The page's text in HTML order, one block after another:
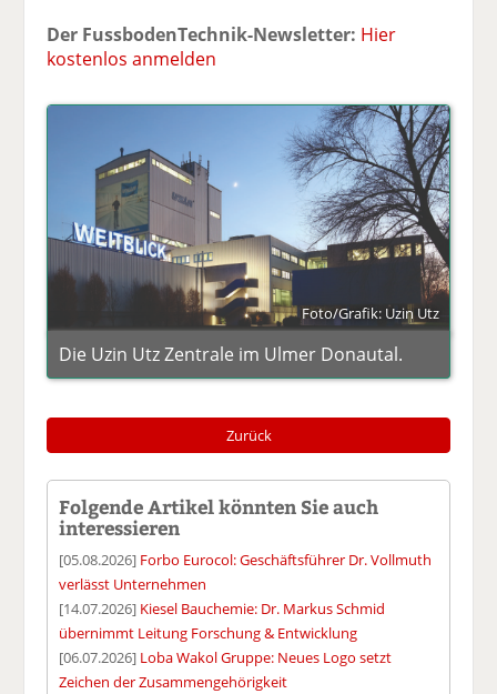
Der FussbodenTechnik-Newsletter: Hier
kostenlos anmelden
Foto/Grafik: Uzin Utz
Die Uzin Utz Zentrale im Ulmer Donautal.
Zurück
Folgende Artikel könnten Sie auch
interessieren
[05.08.2026] Forbo Eurocol: Geschäftsführer Dr. Vollmuth
verlässt Unternehmen
[14.07.2026] Kiesel Bauchemie: Dr. Markus Schmid
übernimmt Leitung Forschung & Entwicklung
[06.07.2026] Loba Wakol Gruppe: Neues Logo setzt
Zeichen der Zusammengehörigkeit